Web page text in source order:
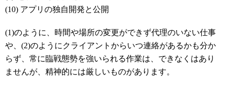
(10) アプリの独自開発と公開
(1)のように、時間や場所の変更ができず代理のいない仕事
や、(2)のようにクライアントからいつ連絡があるかも分か
らず、常に臨戦態勢を強いられる作業は、できなくはあり
ませんが、精神的には厳しいものがあります。